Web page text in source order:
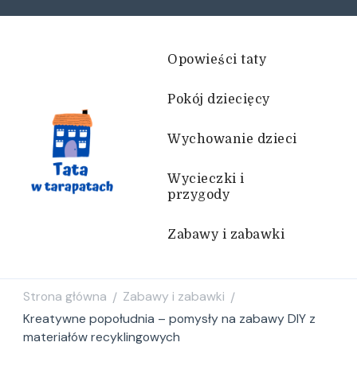
Tata w tarapatach
Opowieści taty
Pokój dziecięcy
Wychowanie dzieci
Wycieczki i
przygody
Zabawy i zabawki
Strona główna / Zabawy i zabawki /
Kreatywne popołudnia – pomysły na zabawy DIY z
materiałów recyklingowych